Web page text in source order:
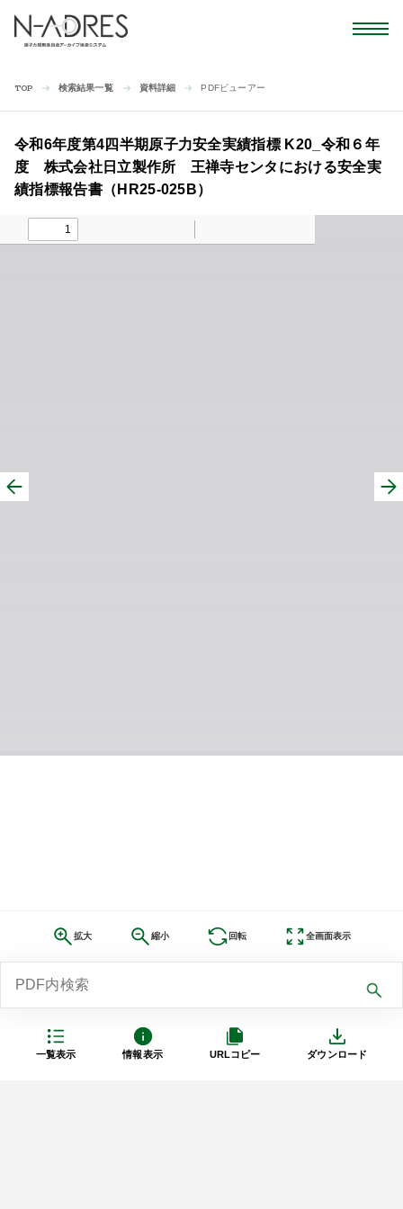
TOP 検索結果一覧 資料詳細 PDFビューアー
一覧表示 情報表示 URLコピー ダウンロード
令和6年度第4四半期原子力安全実績指標 K20_令和６年
度 株式会社日立製作所 王禅寺センタにおける安全実
績指標報告書（HR25-025B）
拡大 縮小 回転 全画面表示